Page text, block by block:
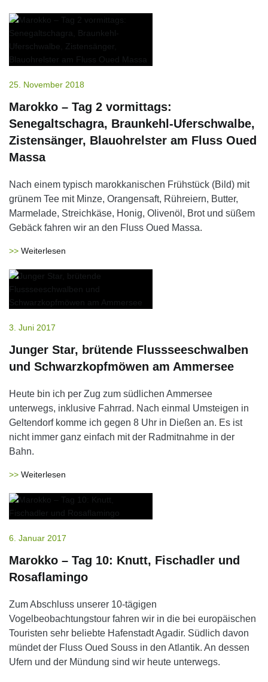
25. November 2018
Marokko – Tag 2 vormittags:
Senegaltschagra, Braunkehl-Uferschwalbe,
Zistensänger, Blauohrelster am Fluss Oued
Massa
Nach einem typisch marokkanischen Frühstück (Bild) mit
grünem Tee mit Minze, Orangensaft, Rühreiern, Butter,
Marmelade, Streichkäse, Honig, Olivenöl, Brot und süßem
Gebäck fahren wir an den Fluss Oued Massa.
Weiterlesen
3. Juni 2017
Junger Star, brütende Flussseeschwalben
und Schwarzkopfmöwen am Ammersee
Heute bin ich per Zug zum südlichen Ammersee
unterwegs, inklusive Fahrrad. Nach einmal Umsteigen in
Geltendorf komme ich gegen 8 Uhr in Dießen an. Es ist
nicht immer ganz einfach mit der Radmitnahme in der
Bahn.
Weiterlesen
6. Januar 2017
Marokko – Tag 10: Knutt, Fischadler und
Rosaflamingo
Zum Abschluss unserer 10-tägigen
Vogelbeobachtungstour fahren wir in die bei europäischen
Touristen sehr beliebte Hafenstadt Agadir. Südlich davon
mündet der Fluss Oued Souss in den Atlantik. An dessen
Ufern und der Mündung sind wir heute unterwegs.